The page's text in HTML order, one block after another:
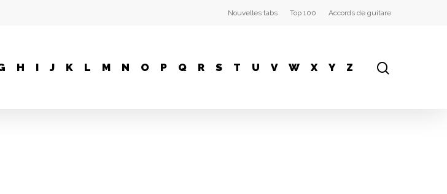
Nouvelles tabs Top 100 Accords de guitare
H I J K L M N O P Q R S T U V W X Y Z